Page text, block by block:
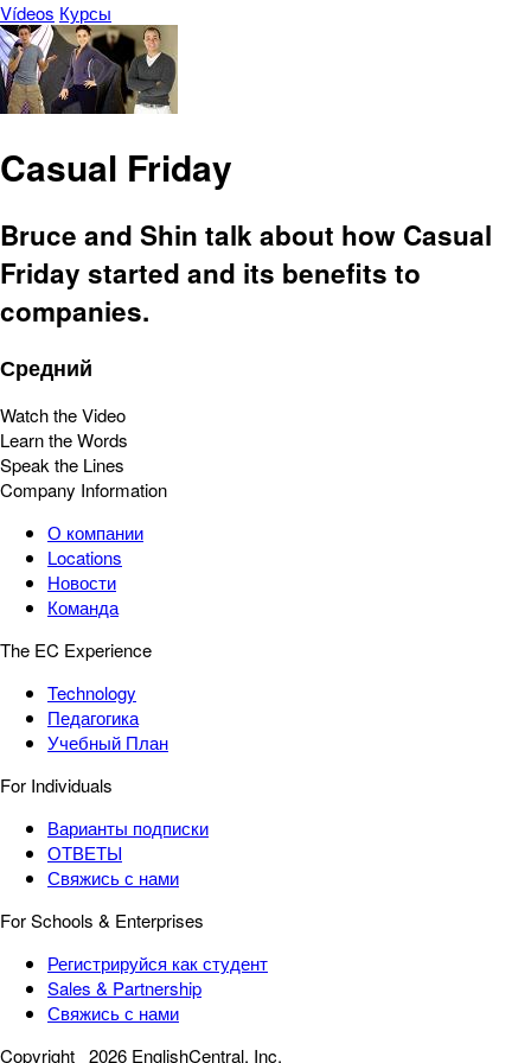
Vídeos Курсы
Casual Friday
Bruce and Shin talk about how Casual
Friday started and its benefits to
companies.
Средний
Watch the Video
Learn the Words
Speak the Lines
Company Information
О компании
Locations
Новости
Команда
The EC Experience
Technology
Педагогика
Учебный План
For Individuals
Варианты подписки
ОТВЕТЫ
Свяжись с нами
For Schools & Enterprises
Регистрируйся как студент
Sales & Partnership
Свяжись с нами
Copyright 2026 EnglishCentral, Inc.